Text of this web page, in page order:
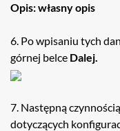
Opis: własny opis
6. Po wpisaniu tych
górnej belce Dalej.
7. Następną
dotyczących